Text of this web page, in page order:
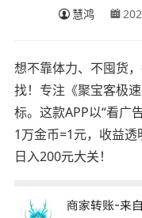
慧鸿
想不靠体力、不囤货
找！专注《聚宝客极
标。这款APP以“看广
1万金币=1元，收益
日入200元大关！